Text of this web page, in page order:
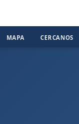
MAPA CERCANOS